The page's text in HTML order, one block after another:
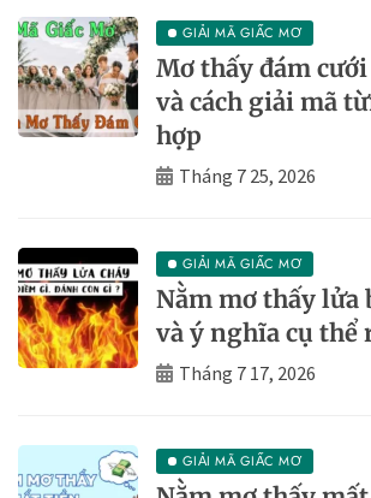
GIẢI MÃ GIẤC MƠ
Mơ thấy đám
và cách giải mã
hợp
Tháng 7 25, 2026
GIẢI MÃ GIẤC MƠ
Nằm mơ thấy lửa
và ý nghĩa cụ thể
Tháng 7 17, 2026
GIẢI MÃ GIẤC MƠ